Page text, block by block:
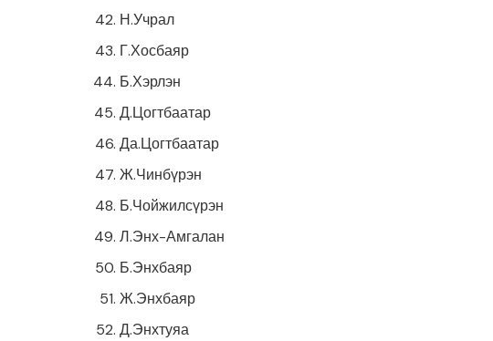
Н.Учрал
Г.Хосбаяр
Б.Хэрлэн
Д.Цогтбаатар
Да.Цогтбаатар
Ж.Чинбүрэн
Б.Чойжилсүрэн
Л.Энх-Амгалан
Б.Энхбаяр
Ж.Энхбаяр
Д.Энхтуяа